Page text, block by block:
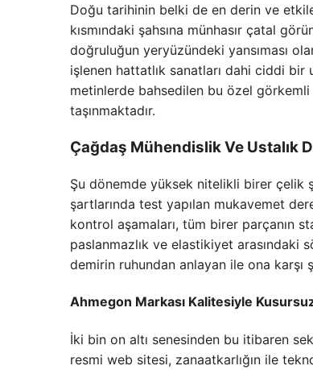
Doğu tarihinin belki de en derin ve
kısmındaki şahsına münhasır çatal
doğruluğun yeryüzündeki yansıması
işlenen hattatlık sanatları dahi ciddi
metinlerde bahsedilen bu özel
taşınmaktadır.
Çağdaş Mühendislik Ve Ustalık
Şu dönemde yüksek nitelikli birer çelik
şartlarında test yapılan mukavemet
kontrol aşamaları, tüm birer parçanın
paslanmazlık ve elastikiyet arasındaki
demirin ruhundan anlayan ile ona
Ahmegon Markası Kalitesiyle
İki bin on altı senesinden bu itibaren
resmi web sitesi, zanaatkarlığın ile